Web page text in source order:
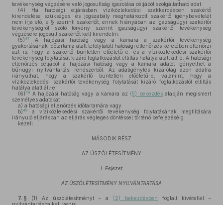
tevékenység végzésére való jogosultság igazolása céljából szolgáltatható adat.
(4) Ha hatósági eljárásban víziközlekedési szakkérdésben szakértő
kirendelése szükséges, és jogszabály meghatározott szakértő igénybevételét
nem írja elő, e § szerinti szakértőt, ennek hiányában az igazságügyi szakértői
tevékenységről szóló törvény szerint igazságügyi szakértői tevékenység
végzésére jogosult szakértőt kell kirendelni.
(5)47
A hajózási hatóság vagy a kamara a szakértői tevékenység
gyakorlásának időtartama alatt lefolytatott hatósági ellenőrzés keretében ellenőrzi
azt is, hogy a szakértő büntetlen előéletű-e, és a víziközlekedési szakértői
tevékenység folytatását kizáró foglalkozástól eltiltás hatálya alatt áll-e. A hatósági
ellenőrzés céljából a hajózási hatóság vagy a kamara adatot igényelhet a
bűnügyi nyilvántartási rendszerből. Az adatigénylés kizárólag azon adatra
irányulhat, hogy a szakértő büntetlen előéletű-e, valamint, hogy a
víziközlekedési szakértői tevékenység folytatását kizáró foglalkozástól eltiltás
hatálya alatt áll-e.
(6)48 A hajózási hatóság vagy a kamara az (5) bekezdésalapján megismert
személyes adatokat
a) a hatósági ellenőrzés időtartamára vagy
b)49
a víziközlekedési szakértői tevékenység folytatásának megtiltására
irányuló eljárásban az eljárás végleges döntéssel történő befejezéséig
kezeli.
MÁSODIK RÉSZ
AZ ÚSZÓLÉTESÍTMÉNY
I. Fejezet
AZ ÚSZÓLÉTESÍTMÉNY NYILVÁNTARTÁSA
7. § (1) Az úszólétesítményt – a (2) bekezdésben foglalt kivétellel –